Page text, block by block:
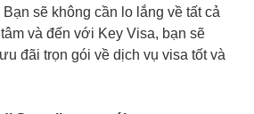
sẽ không cần lo lắng về tất cả
và đến với Key Visa, bạn sẽ
đãi trọn gói về dịch vụ visa tốt và